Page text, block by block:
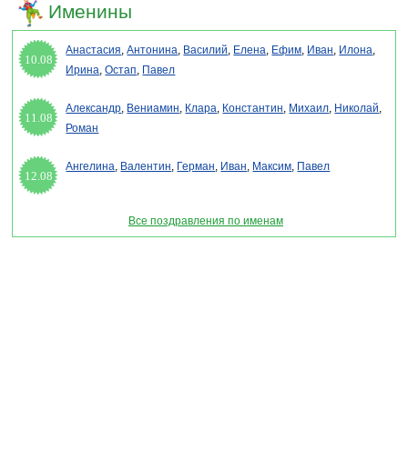
Именины
10.08
Анастасия,Антонина, Василий, Елена, Ефим, Иван, Илона,
Ирина,Остап, Павел
11.08
Александр, Вениамин, Клара, Константин, Михаил, Николай,
Роман
12.08
Ангелина, Валентин, Герман, Иван, Максим, Павел
Все поздравления по именам